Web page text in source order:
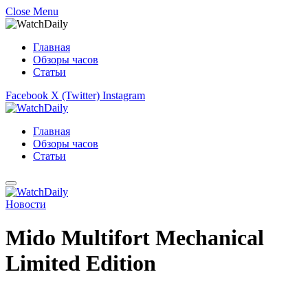
Close Menu
Главная
Обзоры часов
Статьи
Facebook X (Twitter) Instagram
Главная
Обзоры часов
Статьи
Новости
Mido Multifort Mechanical
Limited Edition